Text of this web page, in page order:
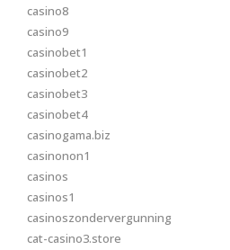
casino8
casino9
casinobet1
casinobet2
casinobet3
casinobet4
casinogama.biz
casinonon1
casinos
casinos1
casinoszondervergunning
cat-casino3.store